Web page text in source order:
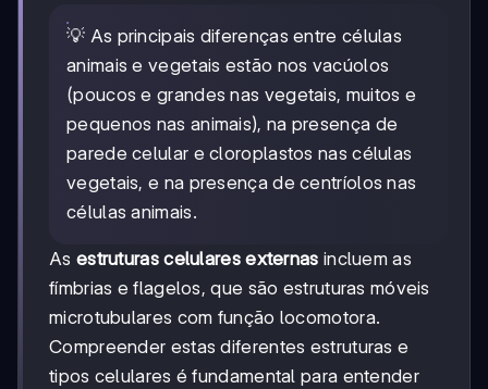
💡 As principais diferenças entre células
animais e vegetais estão nos vacúolos
(poucos e grandes nas vegetais, muitos e
pequenos nas animais), na presença de
parede celular e cloroplastos nas células
vegetais, e na presença de centríolos nas
células animais.
As estruturas celulares externas incluem as
fímbrias e flagelos, que são estruturas móveis
microtubulares com função locomotora.
Compreender estas diferentes estruturas e
tipos celulares é fundamental para entender